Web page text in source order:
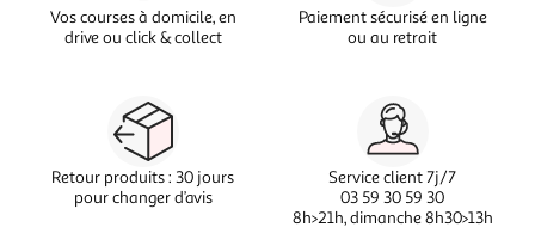
Vos courses à domicile, en
drive ou click & collect
Paiement sécurisé en ligne
ou au retrait
Retour produits : 30 jours
pour changer d’avis
Service client 7j/7
03 59 30 59 30
8h>21h, dimanche 8h30>13h